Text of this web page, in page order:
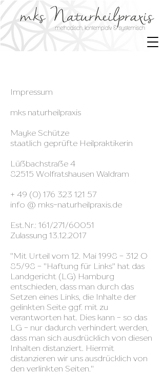
Impressum
mks naturheilpraxis
Mayke Schütze
staatlich geprüfte Heilpraktikerin
Lüßbachstraße 4
82515 Wolfratshausen Waldram
+ 49 (0) 176 323 121 57
info @ mks-naturheilpraxis.de
Est.Nr.: 161/271/60051
Zulassung 13.12.2017
"Mit Urteil vom 12. Mai 1998 - 312 O
85/98 - "Haftung für Links" hat das
Landgericht (LG) Hamburg
entschieden, dass man durch das
Setzen eines Links, die Inhalte der
gelinkten Seite ggf. mit zu
verantworten hat. Dies kann - so das
LG - nur dadurch verhindert werden,
dass man sich ausdrücklich von diesen
Inhalten distanziert. Hiermit
distanzieren wir uns ausdrücklich von
den verlinkten Seiten."